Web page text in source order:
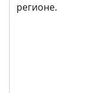
регионе.